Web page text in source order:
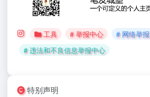
工具 # 举报中心
# 网络举报
# 违法和不良信息举报中心
特别声明